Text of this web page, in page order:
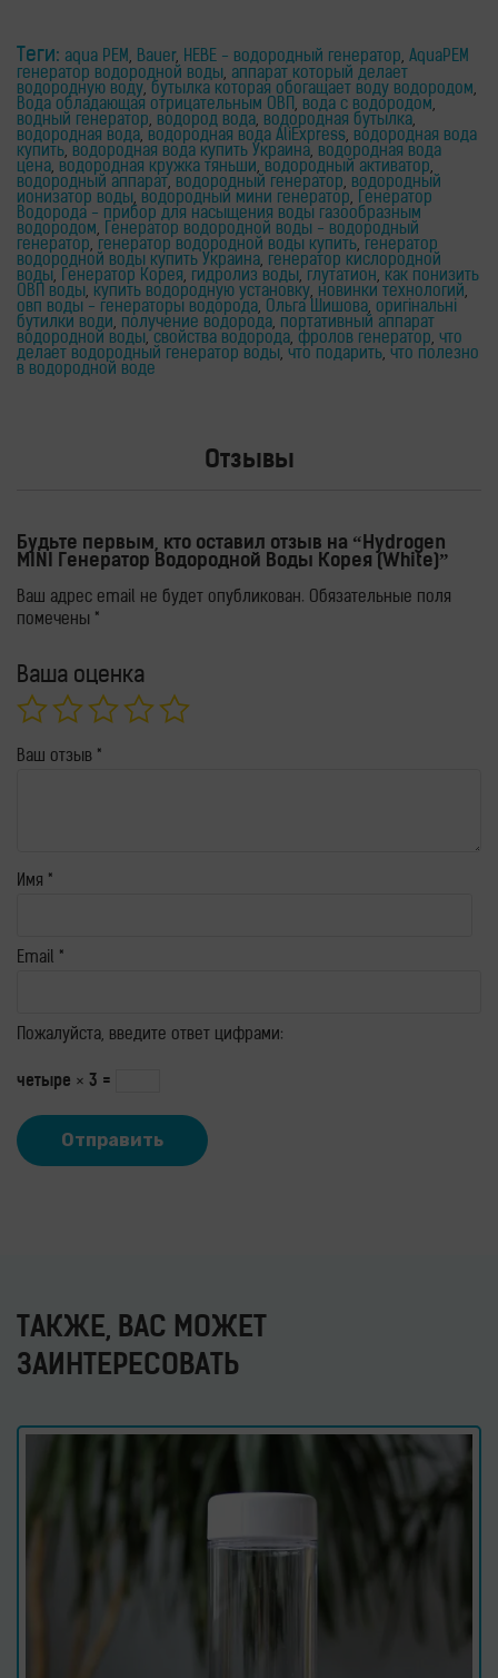
Теги: aqua PEM , Bauer, HEBE - водородный генератор, АquaPEM
генератор водородной воды , аппарат который делает
водородную воду, бутылка которая обогащает воду водородом ,
Вода обладающая отрицательным ОВП , вода с водородом ,
водный генератор, водород вода, водородная бутылка,
водородная вода, водородная вода AliExpress, водородная вода
купить, водородная вода купить Украина, водородная вода
цена, водородная кружка тяньши , водородный активатор,
водородный аппарат, водородный генератор, водородный
ионизатор воды , водородный мини генератор,
Генератор
Водорода - прибор для насыщения воды газообразным
водородом ,
Генератор водородной воды - водородный
генератор, генератор водородной воды купить, генератор
водородной воды купить Украина, генератор кислородной
воды , Генератор Корея , гидролиз воды , глутатион , как понизить
ОВП воды , купить водородную установку, новинки технологий ,
овп воды - генераторы водорода, Ольга Шишова, оригінальні
бутилки води , получение водорода, портативный аппарат
водородной воды , свойства водорода, фролов генератор, что
делает водородный генератор воды , что подарить, что полезно
в водородной воде
Отзывы
Будьте первым, кто оставил отзыв на “Hydrogen
MINI Генератор Водородной Воды Корея (White)”
Ваш адрес email не будет опубликован. Обязательные поля
помечены *
Ваша оценка
Ваш отзыв *
Имя *
Email *
Пожалуйста, введите ответ цифрами:
четыре × 3 =
ТАКЖЕ, ВАС МОЖЕТ
ЗАИНТЕРЕСОВАТЬ